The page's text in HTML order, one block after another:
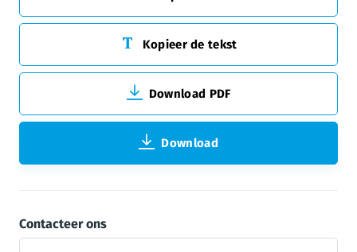
Kopieer de tekst
Download PDF
Download
Contacteer ons